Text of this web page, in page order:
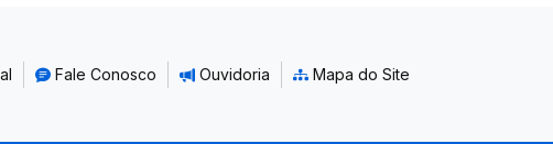
Fale Conosco Ouvidoria Mapa do Site